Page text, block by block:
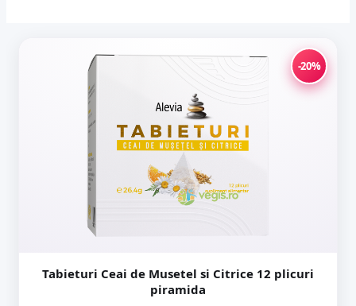
-20%
Tabieturi Ceai de Musetel si Citrice 12 plicuri
piramida